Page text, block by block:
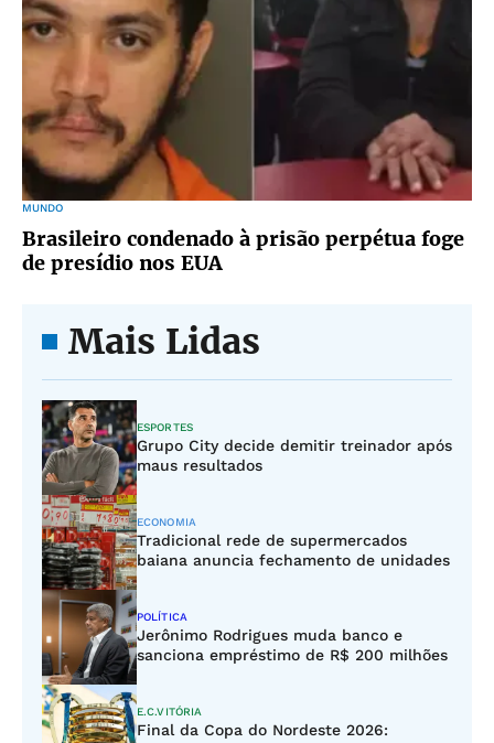
MUNDO
Brasileiro condenado à prisão perpétua foge
de presídio nos EUA
Mais Lidas
ESPORTES
Grupo City decide demitir treinador após
maus resultados
ECONOMIA
Tradicional rede de supermercados
baiana anuncia fechamento de unidades
POLÍTICA
Jerônimo Rodrigues muda banco e
sanciona empréstimo de R$ 200 milhões
E.C.VITÓRIA
Final da Copa do Nordeste 2026: